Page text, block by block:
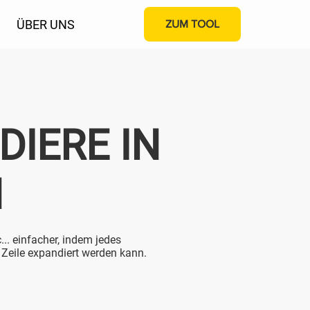
ÜBER UNS ZUM TOOL
IN
einfacher, indem jedes
expandiert werden kann.